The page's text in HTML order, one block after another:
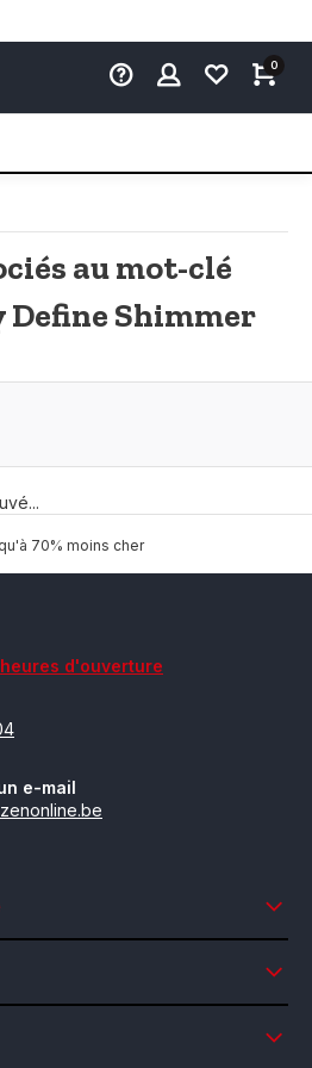
0
au mot-clé
Define Shimmer
70% moins cher
heures d'ouverture
e-mail